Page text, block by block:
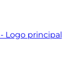
Logo principal